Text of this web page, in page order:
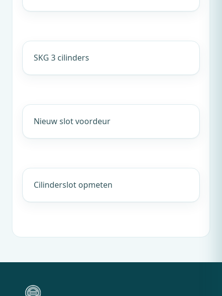
SKG 3 cilinders
Nieuw slot voordeur
Cilinderslot opmeten